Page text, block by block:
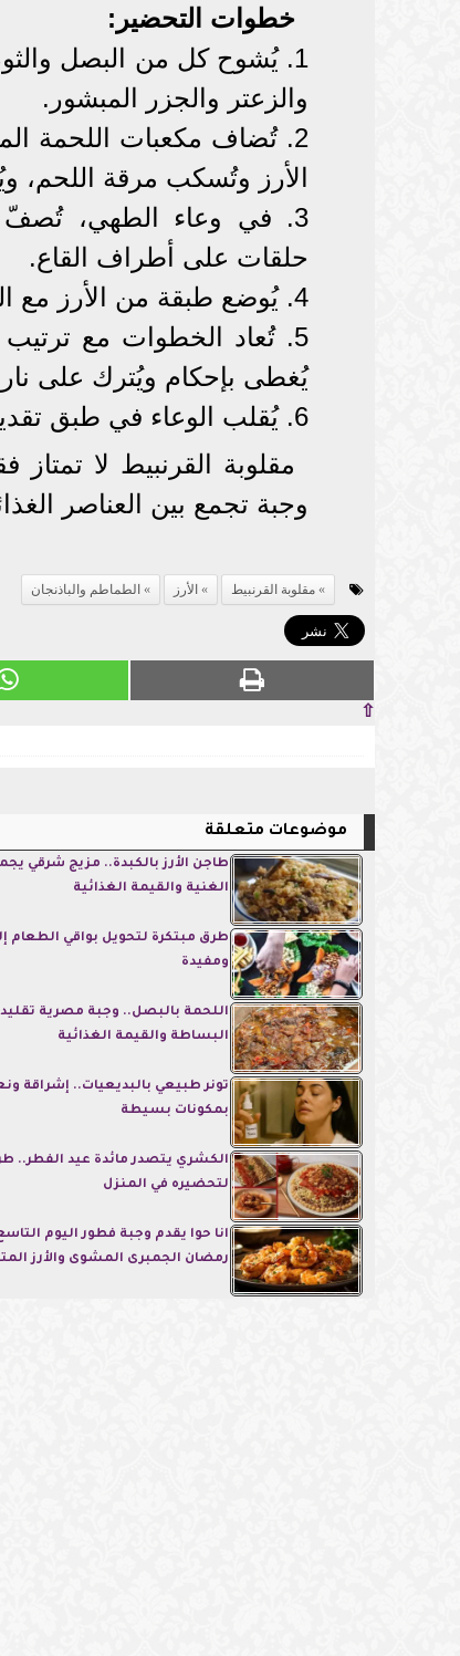
خطوات التحضير:
1. يُشوح كل من البصل
والزعتر والجزر المبشور.
2. تُضاف مكعبات اللحمة
الأرز وتُسكب مرقة
3. في وعاء الطهي، تُصفّ شرائح
حلقات على أطراف القاع.
4. يُوضع طبقة من الأرز مع اللحم في الوعاء، تليها طبقة من القرنبيط المقلي.
5. تُعاد الخطوات مع
يُغطى بإحكام ويُترك على
6. يُقلب الوعاء في طبق تقديم ويُقدم ساخنًا ليستمتع به جميع أفراد الأسرة.
مقلوبة القرنبيط لا
وجبة تجمع بين العناصر
مقلوبة القرنبيط الأرز الطماطم والباذنجان
⇧
موضوعات متعلقة
طاجن الأرز بالكبدة.. مزيج شرقي
الغنية والقيمة الغذائية
طرق مبتكرة لتحويل بواقي الطعام
ومفيدة
اللحمة بالبصل.. وجبة مصرية
البساطة والقيمة الغذائية
تونر طبيعي بالبديعيات.. إشراقة
بمكونات بسيطة
الكشري يتصدر مائدة عيد الفطر..
لتحضيره في المنزل
انا حوا يقدم وجبة فطور اليوم
رمضان الجمبرى المشوى والأرز